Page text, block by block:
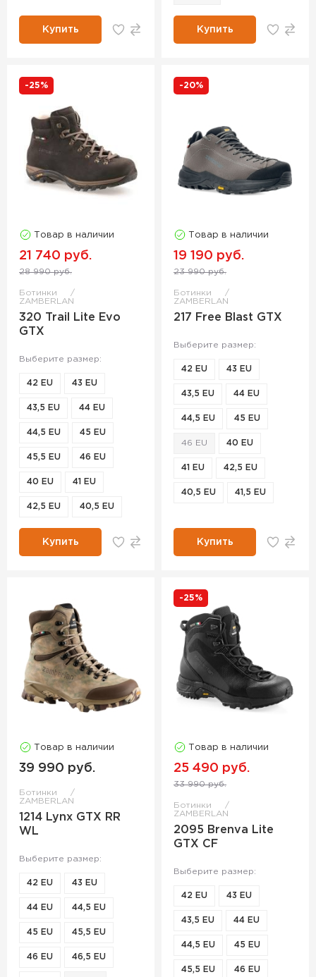
Купить Купить
-25%
Товар в наличии
21 740 руб.
28 990 руб.
Ботинки
ZAMBERLAN
320 Trail Lite Evo
GTX
Выберите размер:
42 EU 43 EU
43,5 EU 44 EU
44,5 EU 45 EU
45,5 EU 46 EU
40 EU 41 EU
42,5 EU 40,5 EU
Купить
-20%
Товар в наличии
19 190 руб.
23 990 руб.
Ботинки
ZAMBERLAN
217 Free Blast GTX
Выберите размер:
42 EU 43 EU
43,5 EU 44 EU
44,5 EU 45 EU
46 EU 40 EU
41 EU 42,5 EU
40,5 EU 41,5 EU
Купить
Товар в наличии
39 990 руб.
Ботинки
ZAMBERLAN
1214 Lynx GTX RR
WL
Выберите размер:
42 EU 43 EU
44 EU 44,5 EU
45 EU 45,5 EU
46 EU 46,5 EU
-25%
Товар в наличии
25 490 руб.
33 990 руб.
Ботинки
ZAMBERLAN
2095 Brenva Lite
GTX CF
Выберите размер:
42 EU 43 EU
43,5 EU 44 EU
44,5 EU 45 EU
45,5 EU 46 EU